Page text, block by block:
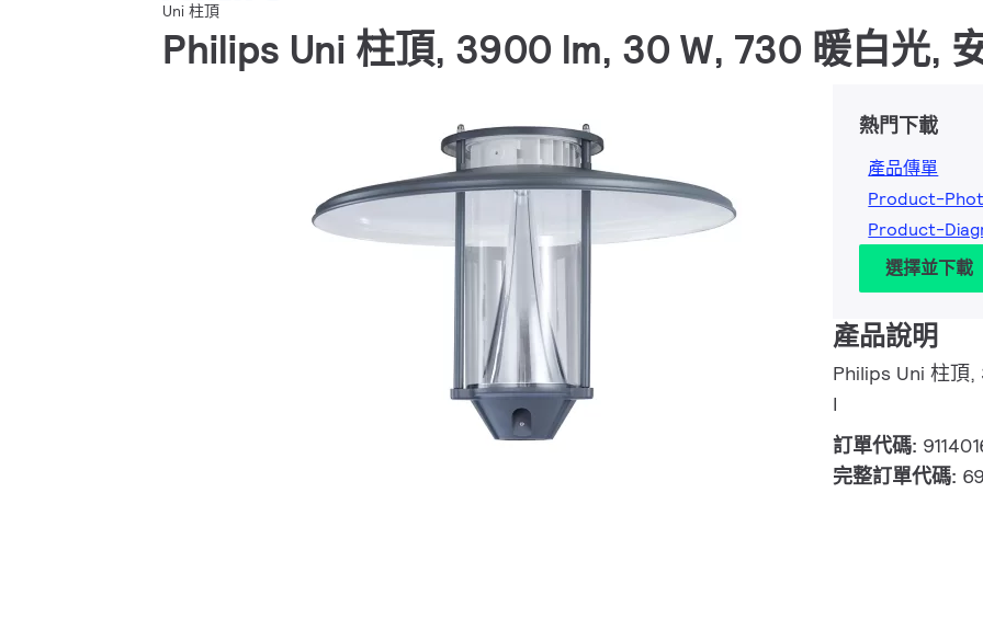
Uni 柱頂
Philips Uni 柱頂, 3900 lm, 30 W, 730 暖白光,
熱門下載
產品傳單
Product-
Product-
選擇並下載
產品說明
Philips Uni 柱頂
I
訂單代碼:
完整訂單代碼: